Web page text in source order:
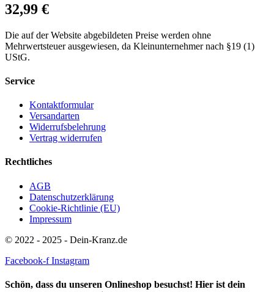
32,99 €
Die auf der Website abgebildeten Preise werden ohne
Mehrwertsteuer ausgewiesen, da Kleinunternehmer nach §19 (1)
UStG.
Service
Kontaktformular
Versandarten
Widerrufsbelehrung
Vertrag widerrufen
Rechtliches
AGB
Datenschutzerklärung
Cookie-Richtlinie (EU)
Impressum
© 2022 - 2025 - Dein-Kranz.de
Facebook-f Instagram
Schön, dass du unseren Onlineshop besuchst! Hier ist dein